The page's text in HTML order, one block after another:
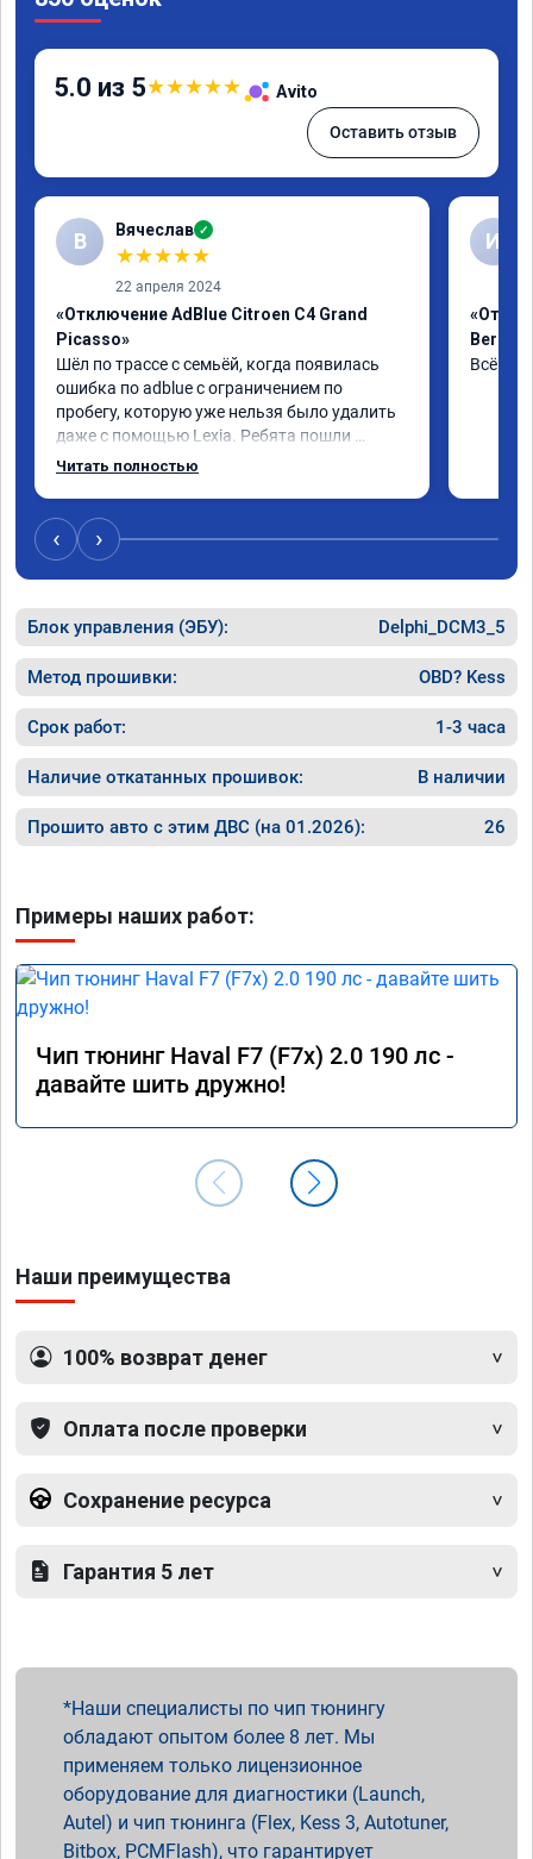
5.0 из 5★★★★★ Avito
Оставить отзыв
В Вячеслав ✓
★★★★★
22 апреля 2024
«Отключение AdBlue Citroen C4 Grand
Picasso»
Шёл по трассе с семьёй, когда появилась
ошибка по adblue с ограничением по
пробегу, которую уже нельзя было удалить
даже с помощью Lexia. Ребята пошли
навстречу, оперативно приняли и за час
Читать полностью
И
Всё
‹ ›
Блок управления (ЭБУ): Delphi_DCM3_5
Метод прошивки: OBD? Kess
Срок работ: 1-3 часа
Наличие откатанных прошивок: В наличии
Прошито авто с этим ДВС (на 01.2026): 26
Примеры наших работ:
Чип тюнинг Haval F7 (F7x) 2.0 190 лс -
давайте шить дружно!
Наши преимущества
100% возврат денег
Оплата после проверки
Сохранение ресурса
Гарантия 5 лет
Наши специалисты по чип тюнингу
обладают опытом более 8 лет. Мы
применяем только лицензионное
оборудование для диагностики (Launch,
Autel) и чип тюнинга (Flex, Kess 3, Autotuner,
Bitbox, PCMFlash), что гарантирует